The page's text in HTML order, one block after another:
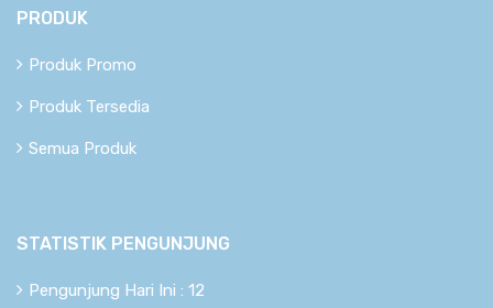
PRODUK
Produk Promo
Produk Tersedia
Semua Produk
STATISTIK PENGUNJUNG
Pengunjung Hari Ini : 12